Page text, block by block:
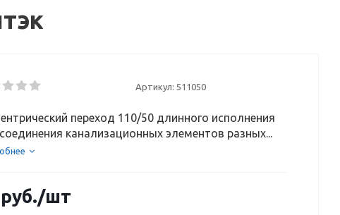
Артикул: 511050
переход 110/50 длинного исполнения
канализационных элементов разных...
руб./шт